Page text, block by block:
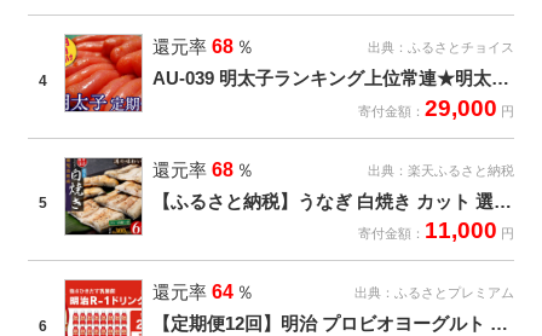
4
還元率 68 ％ 出典： ふるさとチョイス
AU-039 明太子ランキング上位常連★明太子職人秘伝の味/辛子明太子定期便【3ヶ月連続お届け】
寄付金額：29,000 円
5
還元率 68 ％ 出典： 楽天ふるさと納税
【ふるさと納税】うなぎ 白焼き カット 選べる 内容量 定期便 300g ~ 600g | ふるさと納税 うなぎ ウナギ 鰻 高級 国産 カット 白焼き 白焼 しらやき 鹿児島 大隅 大崎町 ふるさと 人気 送料無料
寄付金額： 11,000 円
6
還元率 64 ％ 出典： ふるさとプレミアム
【定期便12回】明治 プロビオヨーグルト R-1 ドリンクタイプ 112g×24本×12回 ヨーグルトドリンク◇